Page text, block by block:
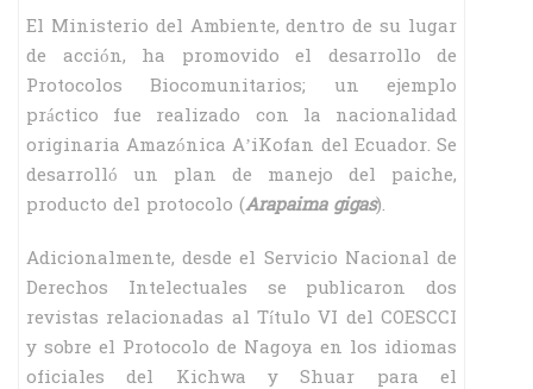
El Ministerio del Ambiente, dentro de su lugar
de acción, ha promovido el desarrollo de
Protocolos Biocomunitarios; un ejemplo
práctico fue realizado con la nacionalidad
originaria Amazónica A’iKofan del Ecuador. Se
desarrolló un plan de manejo del paiche,
producto del protocolo (Arapaima gigas).
Adicionalmente, desde el Servicio Nacional de
Derechos Intelectuales se publicaron dos
revistas relacionadas al Título VI del COESCCI
y sobre el Protocolo de Nagoya en los idiomas
oficiales del Kichwa y Shuar para el